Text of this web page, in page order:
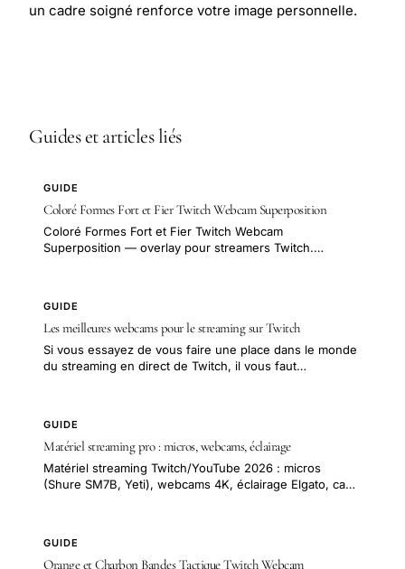
un cadre soigné renforce votre image personnelle.
Guides et articles liés
GUIDE
Coloré Formes Fort et Fier Twitch Webcam Superposition
Coloré Formes Fort et Fier Twitch Webcam
Superposition — overlay pour streamers Twitch.…
GUIDE
Les meilleures webcams pour le streaming sur Twitch
Si vous essayez de vous faire une place dans le monde
du streaming en direct de Twitch, il vous faut…
GUIDE
Matériel streaming pro : micros, webcams, éclairage
Matériel streaming Twitch/YouTube 2026 : micros
(Shure SM7B, Yeti), webcams 4K, éclairage Elgato, ca…
GUIDE
Orange et Charbon Bandes Tactique Twitch Webcam